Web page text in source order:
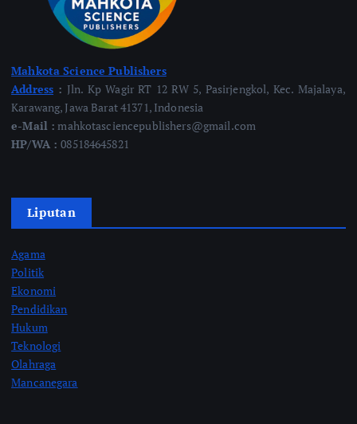
Mahkota Science Publishers
Address : Jln. Kp Wagir RT 12 RW 5, Pasirjengkol, Kec. Majalaya,
Karawang, Jawa Barat 41371, Indonesia
e-Mail : mahkotasciencepublishers@gmail.com
HP/WA :085184645821
Liputan
Agama
Politik
Ekonomi
Pendidikan
Hukum
Teknologi
Olahraga
Mancanegara